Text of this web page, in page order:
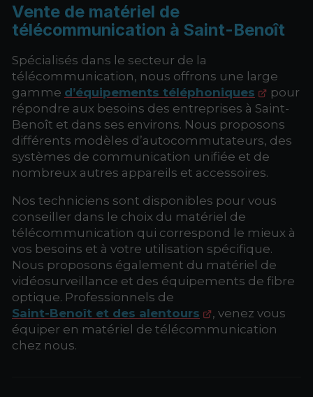
Vente de matériel de
télécommunication à Saint-Benoît
Spécialisés dans le secteur de la
télécommunication, nous offrons une large
gamme d’équipements téléphoniques
pour
répondre aux besoins des entreprises à Saint-
Benoît et dans ses environs. Nous proposons
différents modèles d’autocommutateurs, des
systèmes de communication unifiée et de
nombreux autres appareils et accessoires.
Nos techniciens sont disponibles pour vous
conseiller dans le choix du matériel de
télécommunication qui correspond le mieux à
vos besoins et à votre utilisation spécifique.
Nous proposons également du matériel de
vidéosurveillance et des équipements de fibre
optique. Professionnels de
Saint-Benoît et des alentours
, venez vous
équiper en matériel de télécommunication
chez nous.